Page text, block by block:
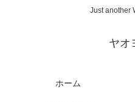
Just another
ヤオ
ホーム